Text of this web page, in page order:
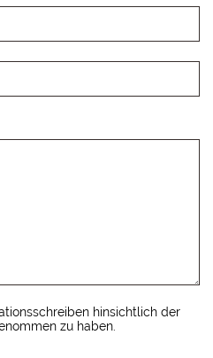
hinsichtlich der
zu haben.